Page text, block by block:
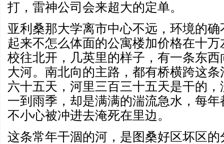
打，雷神公司会来超大的定单。
亚利桑那大学离市中心不远，环境的
起来不怎么体面的公寓楼加价格在十
校往北开，几英里的样子，有一条东
大河。南北向的主路，都有桥横跨这
六十五天，河里三百三十五天是干的
一到雨季，却是满满的湍流急水，每
不小心被冲进去淹死在里边。
这条常年干涸的河，是图桑好区坏区